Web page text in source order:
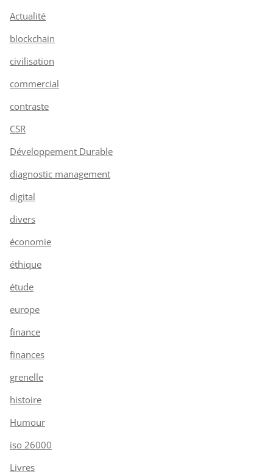
Actualité
blockchain
civilisation
commercial
contraste
CSR
Développement Durable
diagnostic management
digital
divers
économie
éthique
étude
europe
finance
finances
grenelle
histoire
Humour
iso 26000
Livres